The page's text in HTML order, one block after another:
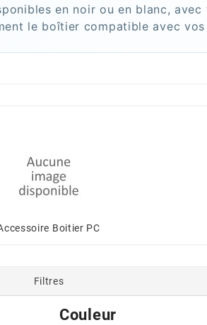
en noir ou en blanc,
le boîtier compatible avec vos
Boitier PC
Filtres
Couleur